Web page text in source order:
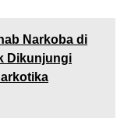
Narkoba di
Dikunjungi